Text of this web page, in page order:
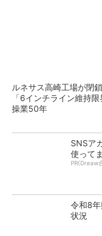
ルネサス高崎工場が閉
「6インチライン維持限
操業50年
SNSア
使って
PR(Dreaw
令和8
状況